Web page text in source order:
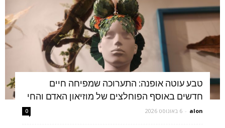
טבע עוטה אופנה: התערוכה שמפיחה חיים
חדשים באוסף הפוחלצים של מוזיאון האדם והחי
alon
- 6 באוגוסט 2026 0